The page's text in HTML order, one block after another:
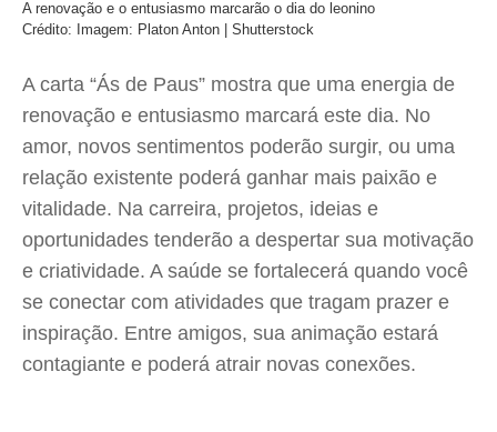
A renovação e o entusiasmo marcarão o dia do leonino
Crédito: Imagem: Platon Anton | Shutterstock
A carta “Ás de Paus” mostra que uma energia de
renovação e entusiasmo marcará este dia. No
amor, novos sentimentos poderão surgir, ou uma
relação existente poderá ganhar mais paixão e
vitalidade. Na carreira, projetos, ideias e
oportunidades tenderão a despertar sua motivação
e criatividade. A saúde se fortalecerá quando você
se conectar com atividades que tragam prazer e
inspiração. Entre amigos, sua animação estará
contagiante e poderá atrair novas conexões.